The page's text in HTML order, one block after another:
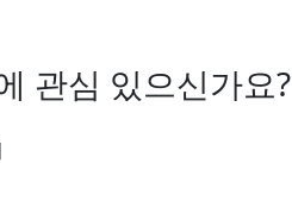
관심 있으신가요?